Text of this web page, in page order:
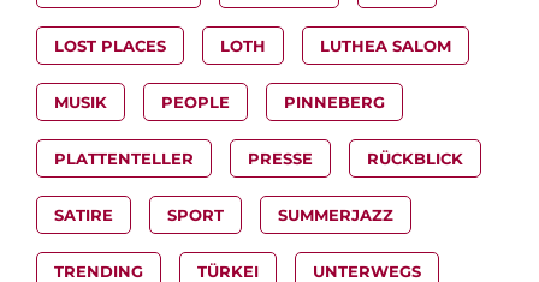
LOST PLACES LOTH LUTHEA SALOM
MUSIK PEOPLE PINNEBERG
PLATTENTELLER PRESSE RÜCKBLICK
SATIRE SPORT SUMMERJAZZ
TRENDING TÜRKEI UNTERWEGS